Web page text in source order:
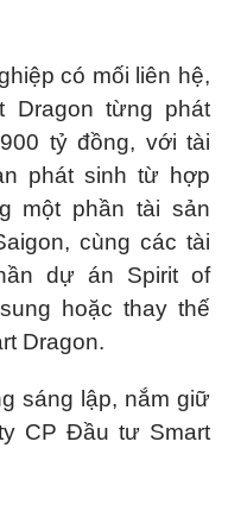
có mối liên hệ,
Dragon từng phát
tỷ đồng, với tài
phát sinh từ hợp
một phần tài sản
cùng các tài
dự án Spirit of
hoặc thay thế
Dragon.
sáng lập, nắm giữ
CP Đầu tư Smart